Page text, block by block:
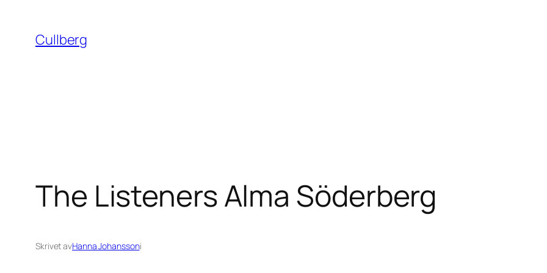
innehåll
Cullberg
The Listeners Alma Söderberg
Skrivet avHanna Johanssoni